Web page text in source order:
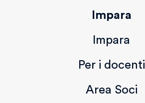
Impara
Impara
Per i docenti
Area Soci